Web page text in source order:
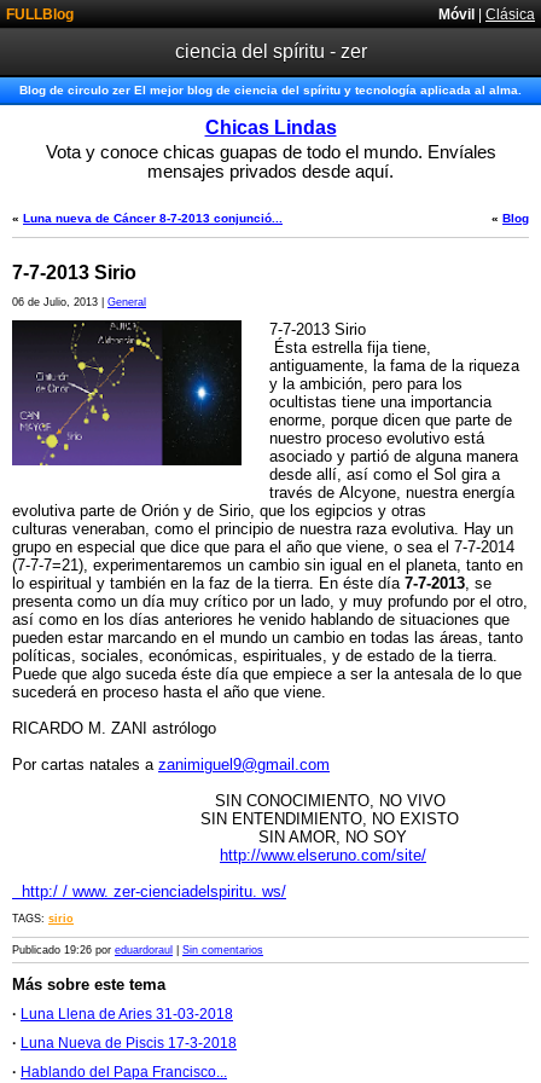
Móvil | Clásica
FULLBlog
ciencia del spíritu - zer
Blog de circulo zer El mejor blog de ciencia del spíritu y tecnología aplicada al alma.
Chicas Lindas
Vota y conoce chicas guapas de todo el mundo. Envíales
mensajes privados desde aquí.
« Blog
« Luna nueva de Cáncer 8-7-2013 conjunció...
7-7-2013 Sirio
06 de Julio, 2013 | General
7-7-2013 Sirio
Ésta estrella fija tiene,
antiguamente, la fama de la riqueza
y la ambición, pero para los
ocultistas tiene una importancia
enorme, porque dicen que parte de
nuestro proceso evolutivo está
asociado y partió de alguna manera
desde allí, así como el Sol gira a
través de Alcyone, nuestra energía
evolutiva parte de Orión y de Sirio, que los egipcios y otras
culturas veneraban, como el principio de nuestra raza evolutiva. Hay un
grupo en especial que dice que para el año que viene, o sea el 7-7-2014
(7-7-7=21), experimentaremos un cambio sin igual en el planeta, tanto en
lo espiritual y también en la faz de la tierra. En éste día 7-7-2013, se
presenta como un día muy crítico por un lado, y muy profundo por el otro,
así como en los días anteriores he venido hablando de situaciones que
pueden estar marcando en el mundo un cambio en todas las áreas, tanto
políticas, sociales, económicas, espirituales, y de estado de la tierra.
Puede que algo suceda éste día que empiece a ser la antesala de lo que
sucederá en proceso hasta el año que viene.
RICARDO M. ZANI astrólogo
Por cartas natales a zanimiguel9@gmail.com
SIN CONOCIMIENTO, NO VIVO
SIN ENTENDIMIENTO, NO EXISTO
SIN AMOR, NO SOY
http://www.elseruno.com/site/
http:/ / www. zer-cienciadelspiritu. ws/
TAGS: sirio
Publicado 19:26 por eduardoraul Sin comentarios
Más sobre este tema
· Luna Llena de Aries 31-03-2018
· Luna Nueva de Piscis 17-3-2018
· Hablando del Papa Francisco...